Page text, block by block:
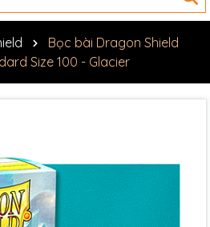
Bọc bài Dragon Shield
Size 100 - Glacier